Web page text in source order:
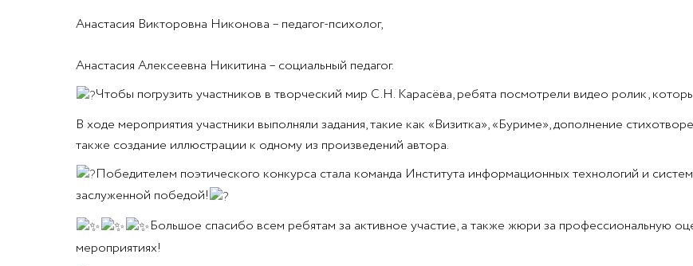
Анастасия Викторовна Никонова – педагог-психолог,
Анастасия Алексеевна Никитина – социальный педагог.
Чтобы погрузить участников в творческий мир С.Н. Карасёва, ребята посмотрели видео ролик,
В ходе мероприятия участники выполняли задания, такие как «Визитка», «Буриме», дополнение
также создание иллюстрации к одному из произведений автора.
Победителем поэтического конкурса стала команда Института информационных технологий и
заслуженной победой!
Большое спасибо всем ребятам за активное участие, а также жюри за профессиональную
мероприятиях!